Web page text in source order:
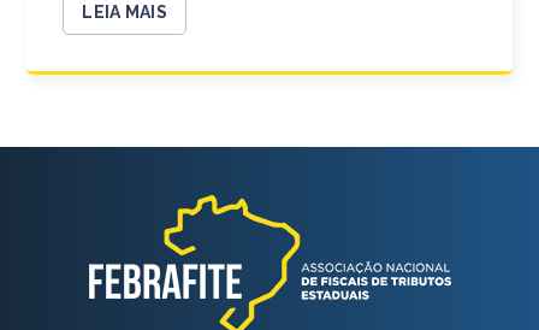
LEIA MAIS